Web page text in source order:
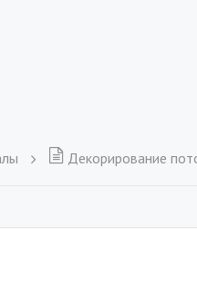
Декорирование